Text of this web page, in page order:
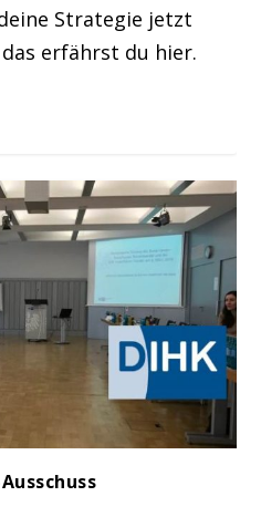
Strategie jetzt
erfährst du hier.